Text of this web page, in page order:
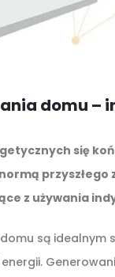
domu –
się
z używania
są idealnym